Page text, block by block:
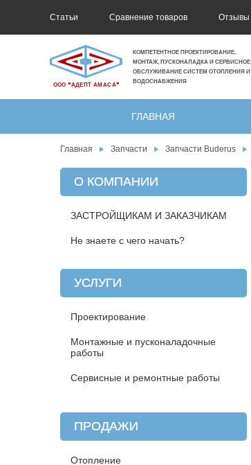
Статьи Сравнение товаров Отзывы
ООО ❝АДЕПТ АМАСА❞
КОМПЕТЕНТНОЕ ПРОЕКТИРОВАНИЕ,
МОНТАЖ, ПУСКОНАЛАДКА И СЕРВИСНОЕ
ОБСЛУЖИВАНИЕ СИСТЕМ ОТОПЛЕНИЯ И
ВОДОСНАБЖЕНИЯ
ГЛАВНАЯ
Главная Запчасти Запчасти Buderus
О КОМПАНИИ
ЗАСТРОЙЩИКАМ И ЗАКАЗЧИКАМ
Не знаете с чего начать?
УСЛУГИ
Проектирование
Монтажные и пусконаладочные
работы
Сервисные и ремонтные работы
ПРОДАЖИ
Отопление